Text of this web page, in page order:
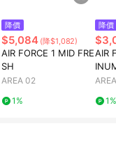
降價
$5,084 (降$1,082)
AIR FORCE 1 MID FRE
SH
AREA 02
1%
降價
AIR
D
1%